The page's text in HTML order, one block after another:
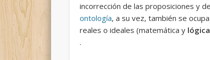
incorrección de las proposiciones y
ontología, a su vez, también se
reales o ideales (matemática y lógica
.